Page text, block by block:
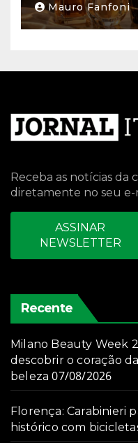
Mauro Fanfoni
Receba as notícias da
diretamente no seu e-
ASSINAR
NEWSLETTER
Recente
Milano Beauty Week
descobrir o coração
beleza 07/08/2026
Florença: Carabinieri
histórico com